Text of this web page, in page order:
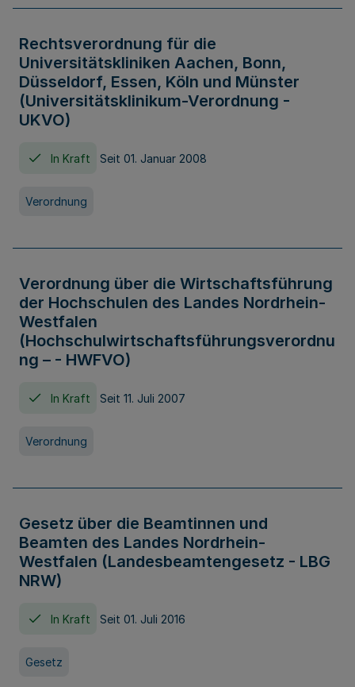
Rechtsverordnung für die
Universitätskliniken Aachen, Bonn,
Düsseldorf, Essen, Köln und Münster
(Universitätsklinikum-Verordnung -
UKVO)
In Kraft Seit 01. Januar 2008
Verordnung
Verordnung über die Wirtschaftsführung
der Hochschulen des Landes Nordrhein-
Westfalen
(Hochschulwirtschaftsführungsverordnu
ng – - HWFVO)
In Kraft Seit 11. Juli 2007
Verordnung
Gesetz über die Beamtinnen und
Beamten des Landes Nordrhein-
Westfalen (Landesbeamtengesetz - LBG
NRW)
In Kraft Seit 01. Juli 2016
Gesetz